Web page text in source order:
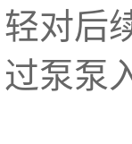
轻对后
过泵泵